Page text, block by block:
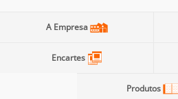
A Empresa
Encartes
Produtos